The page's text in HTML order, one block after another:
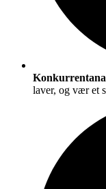
laver, og vær et